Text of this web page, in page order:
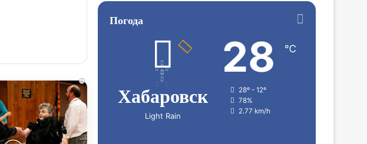
i
Погода
Хабаровск
Light Rain
28 ℃
28º - 12º
78%
2.77 km/h